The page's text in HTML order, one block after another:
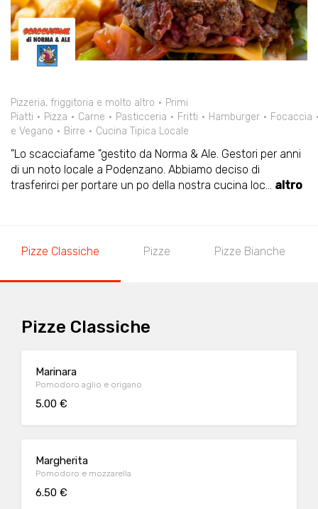
Pizzeria, friggitoria e molto altro
Primi
Piatti
Pizza Carne Pasticceria Fritti Hamburger
Focaccia
e Vegano
Birre Cucina Tipica Locale
"Lo scacciafame "gestito da Norma & Ale. Gestori per anni
di un noto locale a Podenzano. Abbiamo deciso di
trasferirci per portare un po della nostra cucina loc... altro
Pizze Classiche Pizze Pizze Bianche
Pizze Classiche
Marinara
Pomodoro aglio e origano
5.00 €
Margherita
Pomodoro e mozzarella
6.50 €